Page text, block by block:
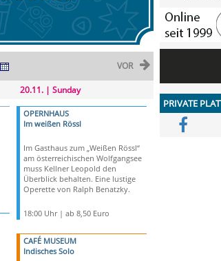
VOR
20.11. | Sunday
OPERNHAUS
Im weißen Rössl
Im Gasthaus zum „Weißen Rössl“
am österreichischen Wolfgangsee
muss Kellner Leopold den
Überblick behalten. Eine lustige
Operette von Ralph Benatzky.
18:00 Uhr | ab 8,50 Euro
CAFÉ MUSEUM
Indisches Solo
PRIVATE